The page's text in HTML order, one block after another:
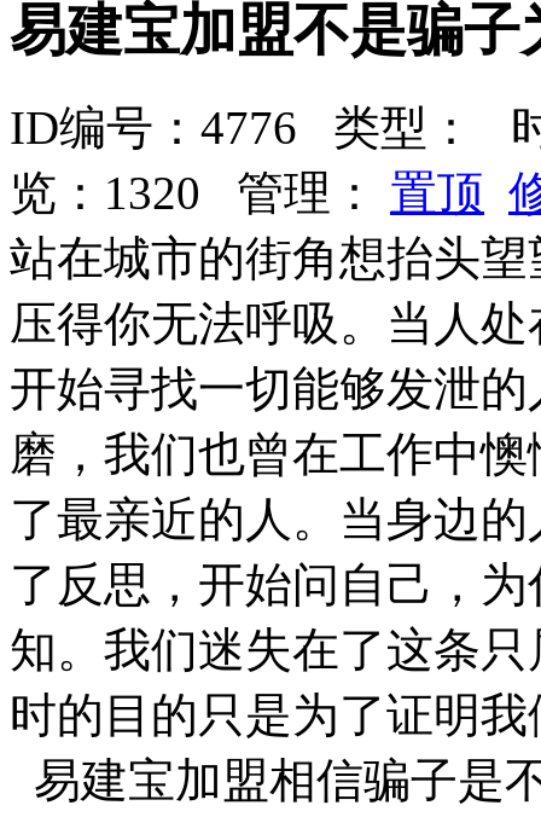
易建宝加盟不是骗
ID编号：4776 类型：
览：1320 管理： 置顶
站在城市的街角想抬头
压得你无法呼吸。当人
开始寻找一切能够发泄
磨，我们也曾在工作中
了最亲近的人。当身边
了反思，开始问自己，
知。我们迷失在了这条
时的目的只是为了证明
易建宝加盟相信骗子是